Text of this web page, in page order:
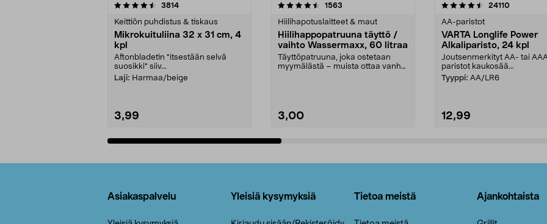
3814arvostelut
Keittiön puhdistus & tiskaus
Mikrokuituliina 32 x 31 cm, 4
kpl
Aftonbladetin "itsestään selvä
suosikki" siiv...
Laji: Harmaa/beige
3,99
4.5viidestä
1563
Hiilihapotuslaitteet & maut
Hiilihappopatruuna täyttö /
vaihto Wassermaxx, 60 litraa
Täyttöpatruuna, joka ostetaan
myymälästä – muista ottaa vanha
3,00
4.5viidestä
24110arvostelut
AA-paristot
VARTA Longlife Power
Alkaliparisto, 24 kpl
Joutsenmerkityt AA- tai
paristot kaukosää...
Tyyppi: AA/LR6
12,99
4.5viidestä
Asiakaspalvelu Yleisiä kysymyksiä Tietoa meistä Ajankohtaista